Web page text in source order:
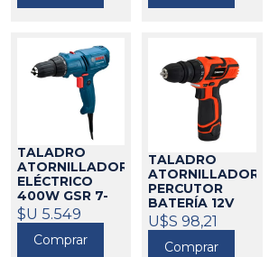
TALADRO
ATORNILLADOR
ELÉCTRICO
400W GSR 7-
14E BOSCH
21019
$U 5.549
Comprar
TALADRO
ATORNILLADOR
PERCUTOR
BATERÍA 12V
DOWEN PAGIO
424190
U$S 98,21
Comprar